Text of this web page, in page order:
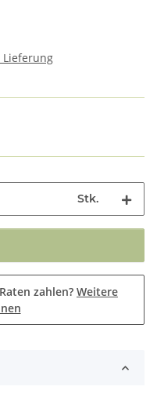
Stk.
zahlen? Weitere